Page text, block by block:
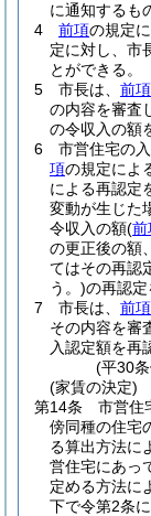
に通知するも
4
前項の規定
定に対し、市
とができる。
5
市長は、 前項
の内容を審査
の令収入の額
6
市営住宅の
項の規定によ
による再認定
変動が生じた
令収入の額(前
の更正後の額、
てはその再認
う。)の再認定
7
市長は、 前項
その内容を審
入認定額を再
(平30
(家賃の決定)
第14条
市営住
傍同種の住宅
る算出方法に
営住宅にあっ
定める方法に
下で令第2条